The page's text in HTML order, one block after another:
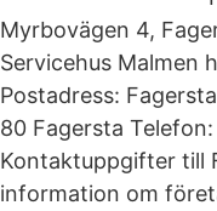
Myrbovägen 4,
Servicehus Malmen
Postadress:
80 Fagersta
Kontaktuppgifter till
information om